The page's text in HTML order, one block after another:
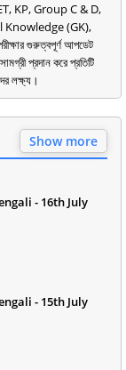
KP, Group C & D,
Knowledge (GK),
গুরুত্বপূর্ণ আপডেট
প্রদান করে প্রতিটি
লক্ষ্য।
Show more
- 16th July
- 15th July